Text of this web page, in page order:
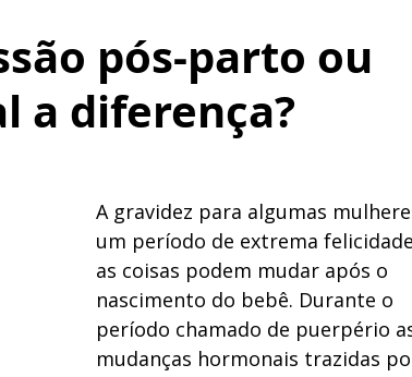
na mídia
pós-parto ou
a diferença?
A gravidez para algumas
um período de extrema
as coisas podem mudar após o
nascimento do bebê. Durante o
período chamado de puerpério
mudanças hormonais trazidas